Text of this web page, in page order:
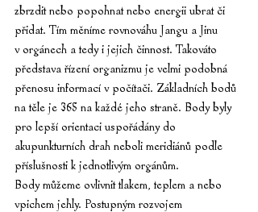
zbrzdit nebo popohnat nebo energii ubrat či
přidat. Tím měníme rovnováhu Jangu a Jinu
v orgánech a tedy i jejich činnost. Takováto
představa řízení organizmu je velmi podobná
přenosu informací v počítači. Základních bodů
na těle je 365 na každé jeho straně. Body byly
pro lepší orientaci uspořádány do
akupunkturních drah neboli meridiánů podle
příslušnosti k jednotlivým orgánům.
Body můžeme ovlivnit tlakem, teplem a nebo
vpichem jehly. Postupným rozvojem